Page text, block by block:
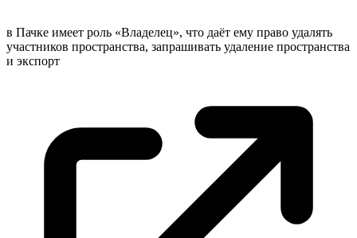
в Пачке имеет роль «Владелец», что даёт ему право удалять
участников пространства, запрашивать удаление пространства
и экспорт